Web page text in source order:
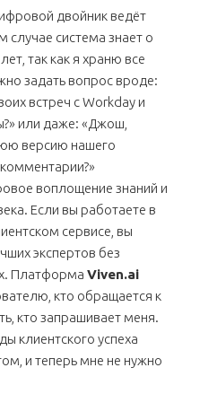
двойник ведёт
случае система знает о
так как я храню все
задать вопрос вроде:
встреч с Workday и
или даже: «Джош,
версию нашего
воплощение знаний и
Если вы работаете в
сервисе, вы
экспертов без
Платформа Viven.ai
кто обращается к
кто запрашивает меня.
клиентского успеха
и теперь мне не нужно